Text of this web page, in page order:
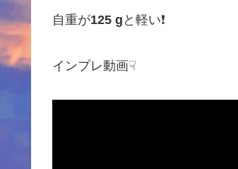
自重が125 g と軽い❗️
インプレ動画☟